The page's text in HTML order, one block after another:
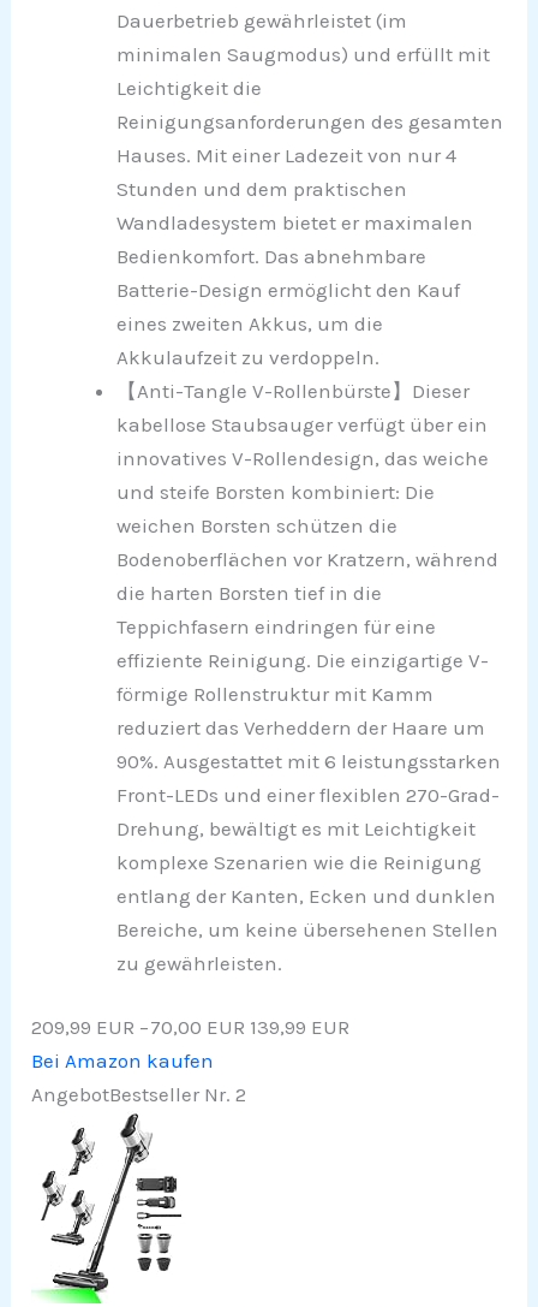
Dauerbetrieb gewährleistet (im
minimalen Saugmodus) und erfüllt mit
Leichtigkeit die
Reinigungsanforderungen des gesamten
Hauses. Mit einer Ladezeit von nur 4
Stunden und dem praktischen
Wandladesystem bietet er maximalen
Bedienkomfort. Das abnehmbare
Batterie-Design ermöglicht den Kauf
eines zweiten Akkus, um die
Akkulaufzeit zu verdoppeln.
【Anti-Tangle V-Rollenbürste】Dieser
kabellose Staubsauger verfügt über ein
innovatives V-Rollendesign, das weiche
und steife Borsten kombiniert: Die
weichen Borsten schützen die
Bodenoberflächen vor Kratzern, während
die harten Borsten tief in die
Teppichfasern eindringen für eine
effiziente Reinigung. Die einzigartige V-
förmige Rollenstruktur mit Kamm
reduziert das Verheddern der Haare um
90%. Ausgestattet mit 6 leistungsstarken
Front-LEDs und einer flexiblen 270-Grad-
Drehung, bewältigt es mit Leichtigkeit
komplexe Szenarien wie die Reinigung
entlang der Kanten, Ecken und dunklen
Bereiche, um keine übersehenen Stellen
zu gewährleisten.
209,99 EUR −70,00 EUR 139,99 EUR
Bei Amazon kaufen
AngebotBestseller Nr. 2